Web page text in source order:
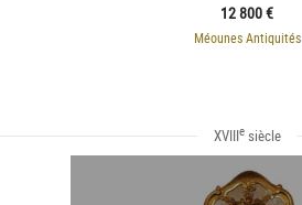
12 800 €
Méounes Antiquités
XVIIIesiècle